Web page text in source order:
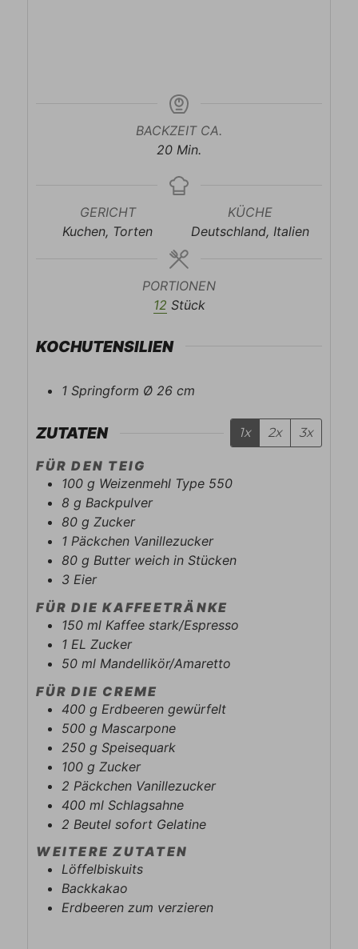
BACKZEIT CA.
20Minuten
Min.
GERICHT
Kuchen, Torten
KÜCHE
Deutschland, Italien
PORTIONEN
12 Stück
KOCHUTENSILIEN
1 Springform Ø 26 cm
ZUTATEN 1x 2x 3x
FÜR DEN TEIG
100 g Weizenmehl Type 550
8 g Backpulver
80 g Zucker
1 Päckchen Vanillezucker
80 g Butter weich in Stücken
3 Eier
FÜR DIE KAFFEETRÄNKE
150 ml Kaffee stark/Espresso
1 EL Zucker
50 ml Mandellikör/Amaretto
FÜR DIE CREME
400 g Erdbeeren gewürfelt
500 g Mascarpone
250 g Speisequark
100 g Zucker
2 Päckchen Vanillezucker
400 ml Schlagsahne
2 Beutelsofort Gelatine
WEITERE ZUTATEN
Löffelbiskuits
Backkakao
Erdbeeren zum verzieren